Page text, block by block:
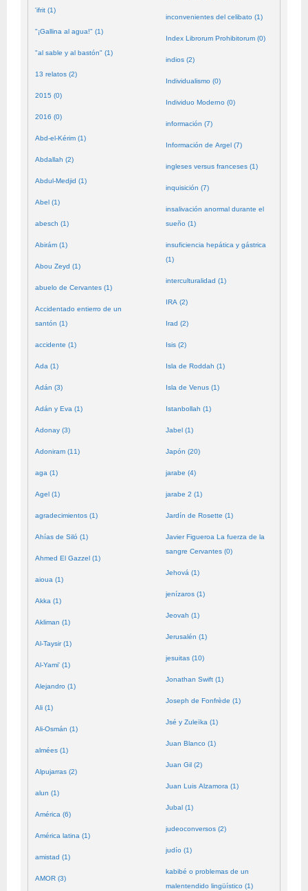
'ifrit (1)
"¡Gallina al agua!" (1)
"al sable y al bastón" (1)
13 relatos (2)
2015 (0)
2016 (0)
Abd-el-Kérim (1)
Abdallah (2)
Abdul-Medjid (1)
Abel (1)
abesch (1)
Abirám (1)
Abou Zeyd (1)
abuelo de Cervantes (1)
Accidentado entierro de un
santón (1)
accidente (1)
Ada (1)
Adán (3)
Adán y Eva (1)
Adonay (3)
Adoniram (11)
aga (1)
Agel (1)
agradecimientos (1)
Ahías de Siló (1)
Ahmed El Gazzel (1)
aioua (1)
Akka (1)
Akliman (1)
Al-Taysir (1)
Al-Yami' (1)
Alejandro (1)
Ali (1)
Ali-Osmán (1)
almées (1)
Alpujarras (2)
alun (1)
América (6)
América latina (1)
amistad (1)
AMOR (3)
inconvenientes del celibato (1)
Index Librorum Prohibitorum (0)
indios (2)
Individualismo (0)
Individuo Moderno (0)
información (7)
Información de Argel (7)
ingleses versus franceses (1)
inquisición (7)
insalivación anormal durante el
sueño (1)
insuficiencia hepática y gástrica
(1)
interculturalidad (1)
IRA (2)
Irad (2)
Isis (2)
Isla de Roddah (1)
Isla de Venus (1)
Istanbollah (1)
Jabel (1)
Japón (20)
jarabe (4)
jarabe 2 (1)
Jardín de Rosette (1)
Javier Figueroa La fuerza de la
sangre Cervantes (0)
Jehová (1)
jenízaros (1)
Jeovah (1)
Jerusalén (1)
jesuitas (10)
Jonathan Swift (1)
Joseph de Fonfrède (1)
Jsé y Zuleïka (1)
Juan Blanco (1)
Juan Gil (2)
Juan Luis Alzamora (1)
Jubal (1)
judeoconversos (2)
judío (1)
kabibé o problemas de un
malentendido lingüístico (1)